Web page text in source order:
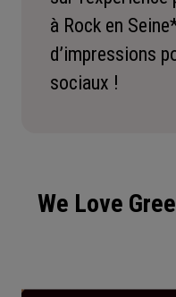
à Rock en
d’impressions
sociaux !
We Love